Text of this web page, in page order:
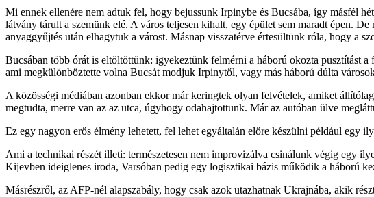
Mi ennek ellenére nem adtuk fel, hogy bejussunk Irpinybe és Bucsába, így másfél
látvány tárult a szemünk elé. A város teljesen kihalt, egy épület sem maradt épen.
anyaggyűjtés után elhagytuk a várost. Másnap visszatérve értesültünk róla, hogy a
Bucsában több órát is eltöltöttünk: igyekeztünk felmérni a háború okozta pusztítást
ami megkülönböztette volna Bucsát modjuk Irpinytől, vagy más háború dúlta
A közösségi médiában azonban ekkor már keringtek olyan felvételek, amiket
megtudta, merre van az az utca, úgyhogy odahajtottunk. Már az autóban ülve
Ez egy nagyon erős élmény lehetett, fel lehet egyáltalán előre készülni például egy
Ami a technikai részét illeti: természetesen nem improvizálva csinálunk végig egy
Kijevben ideiglenes iroda, Varsóban pedig egy logisztikai bázis működik a háború
Másrészről, az AFP-nél alapszabály, hogy csak azok utazhatnak Ukrajnába, akik